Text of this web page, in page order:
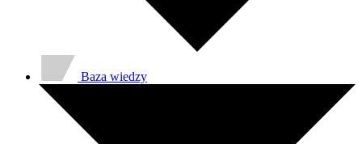
Baza wiedzy